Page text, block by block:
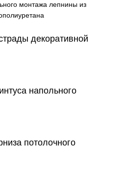
монтажа лепнины из
декоративной
напольного
потолочного